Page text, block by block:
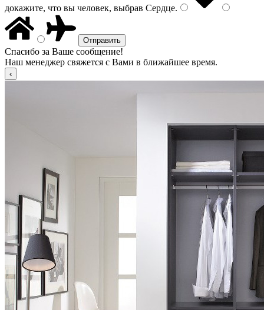
докажите, что вы человек, выбрав Сердце.
Спасибо за Ваше сообщение!
Наш менеджер свяжется с Вами в ближайшее время.